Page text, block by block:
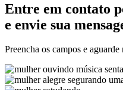
Entre em contato
e envie sua
Preencha os campos e aguarde